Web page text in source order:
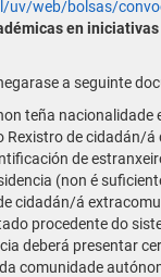
uv/web/bolsas/
en
a seguinte
teña nacionalidade
Rexistro de cidadán/á
de
(non é
cidadán/á
procedente do
deberá presentar
comunidade